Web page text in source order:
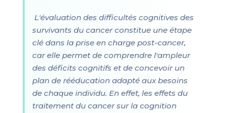
L'évaluation des difficultés cognitives des
survivants du cancer constitue une étape
clé dans la prise en charge post-cancer,
car elle permet de comprendre l'ampleur
des déficits cognitifs et de concevoir un
plan de rééducation adapté aux besoins
de chaque individu. En effet, les effets du
traitement du cancer sur la cognition